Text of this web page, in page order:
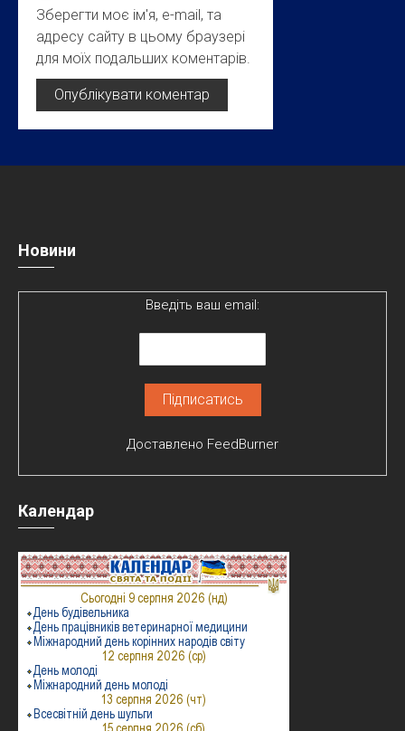
Зберегти моє ім'я, e-mail, та
адресу сайту в цьому браузері
для моїх подальших коментарів.
Новини
Введіть ваш email:
Доставлено FeedBurner
Календар